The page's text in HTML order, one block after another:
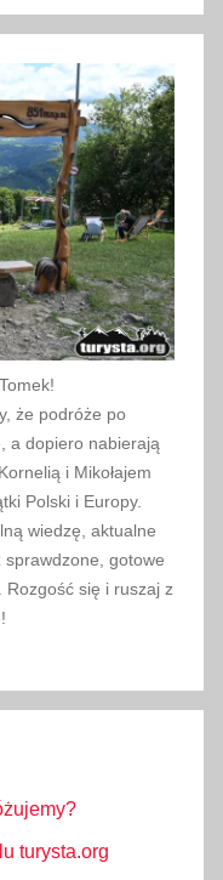
że podróże po
a dopiero nabierają
i Mikołajem
Polski i Europy.
wiedzę, aktualne
gotowe
się i ruszaj z
turysta.org